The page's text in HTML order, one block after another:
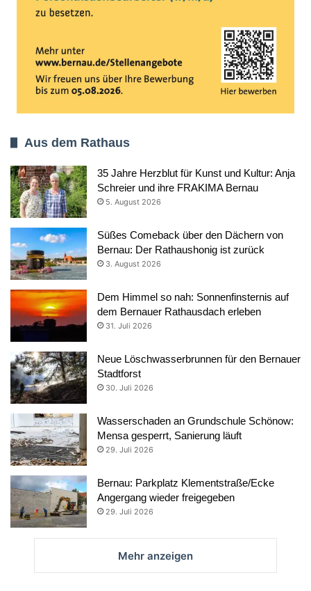
Aus dem Rathaus
35 Jahre Herzblut für Kunst und Kultur: Anja
Schreier und ihre FRAKIMA Bernau
5. August 2026
Süßes Comeback über den Dächern von
Bernau: Der Rathaushonig ist zurück
3. August 2026
Dem Himmel so nah: Sonnenfinsternis auf
dem Bernauer Rathausdach erleben
31. Juli 2026
Neue Löschwasserbrunnen für den Bernauer
Stadtforst
30. Juli 2026
Wasserschaden an Grundschule Schönow:
Mensa gesperrt, Sanierung läuft
29. Juli 2026
Bernau: Parkplatz Klementstraße/Ecke
Angergang wieder freigegeben
29. Juli 2026
Mehr anzeigen